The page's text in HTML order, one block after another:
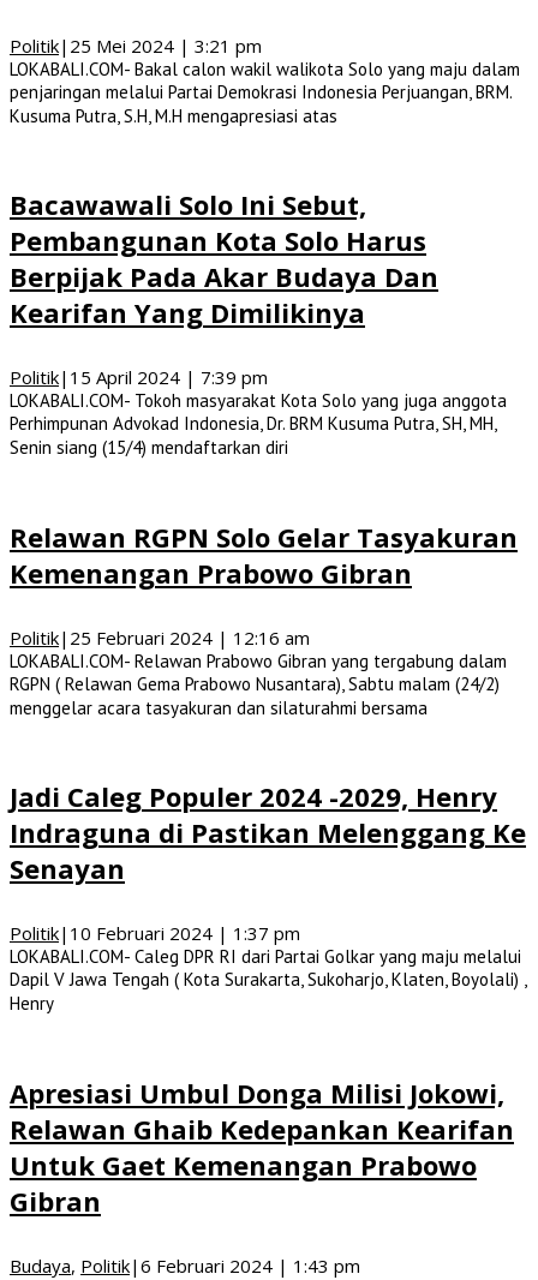
Politik| 25 Mei 2024 | 3:21 pm
LOKABALI.COM- Bakal calon wakil walikota Solo yang maju dalam
penjaringan melalui Partai Demokrasi Indonesia Perjuangan, BRM.
Kusuma Putra, S.H, M.H mengapresiasi atas
Bacawawali Solo Ini Sebut,
Pembangunan Kota Solo Harus
Berpijak Pada Akar Budaya Dan
Kearifan Yang Dimilikinya
Politik| 15 April 2024 | 7:39 pm
LOKABALI.COM- Tokoh masyarakat Kota Solo yang juga anggota
Perhimpunan Advokad Indonesia, Dr. BRM Kusuma Putra, SH, MH,
Senin siang (15/4) mendaftarkan diri
Relawan RGPN Solo Gelar Tasyakuran
Kemenangan Prabowo Gibran
Politik| 25 Februari 2024 | 12:16 am
LOKABALI.COM- Relawan Prabowo Gibran yang tergabung dalam
RGPN ( Relawan Gema Prabowo Nusantara), Sabtu malam (24/2)
menggelar acara tasyakuran dan silaturahmi bersama
Jadi Caleg Populer 2024 -2029, Henry
Indraguna di Pastikan Melenggang Ke
Senayan
Politik| 10 Februari 2024 | 1:37 pm
LOKABALI.COM- Caleg DPR RI dari Partai Golkar yang maju melalui
Dapil V Jawa Tengah ( Kota Surakarta, Sukoharjo, Klaten, Boyolali) ,
Henry
Apresiasi Umbul Donga Milisi Jokowi,
Relawan Ghaib Kedepankan Kearifan
Untuk Gaet Kemenangan Prabowo
Gibran
Budaya, Politik| 6 Februari 2024 | 1:43 pm